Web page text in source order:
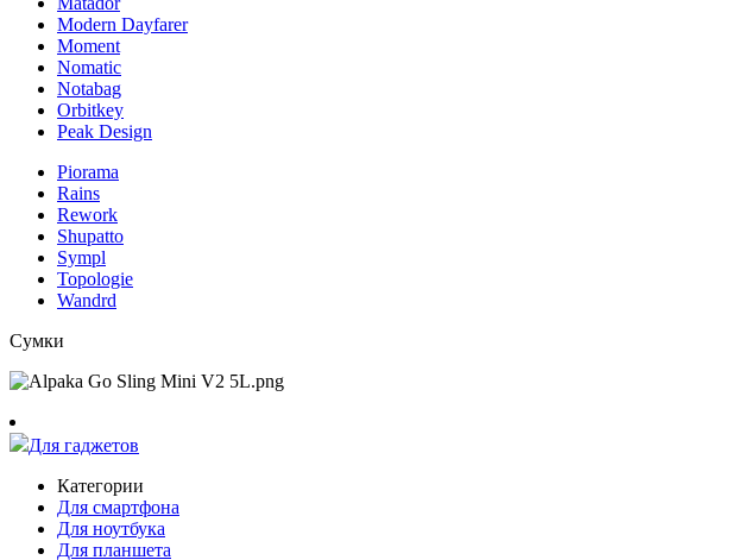
Modern Dayfarer
Moment
Nomatic
Notabag
Orbitkey
Peak Design
Piorama
Rains
Rework
Shupatto
Sympl
Topologie
Wandrd
Сумки
Для гаджетов
Категории
Для смартфона
Для ноутбука
Для планшета